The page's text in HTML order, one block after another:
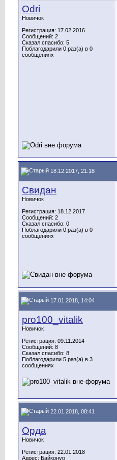
Odri
Новичок
Регистрация: 17.02.2016
Сообщений: 2
Сказал спасибо: 5
Поблагодарили 0 раз(а) в 0
сообщениях
18.12.2017, 21:18
Свидан
Новичок
Регистрация: 18.12.2017
Сообщений: 2
Сказал спасибо: 0
Поблагодарили 0 раз(а) в 0
сообщениях
17.01.2018, 14:04
pro100_vitalik
Новичок
Регистрация: 09.11.2014
Сообщений: 8
Сказал спасибо: 8
Поблагодарили 5 раз(а) в 3
сообщениях
22.01.2018, 08:41
Орда
Новичок
Регистрация: 22.01.2018
Адрес: Байконур